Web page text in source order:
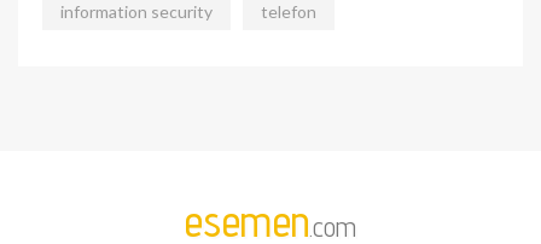
information security telefon
esemen.com